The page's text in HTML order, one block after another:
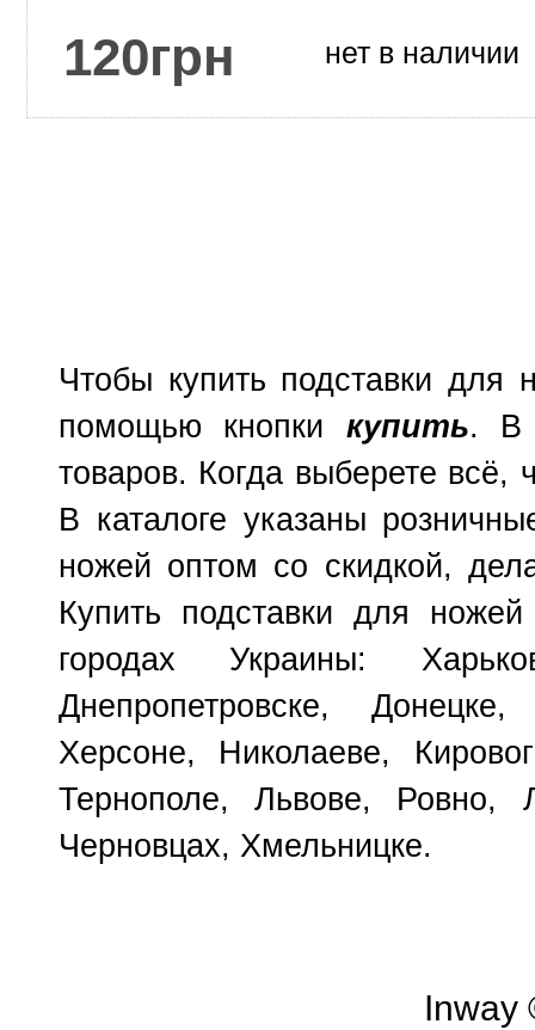
120грн нет в наличии
Чтобы купить подставки для
помощью кнопки купить. В
товаров. Когда выберете всё,
В каталоге указаны
ножей оптом со скидкой,
Купить подставки для
городах Украины:
Днепропетровске,
Херсоне, Николаеве,
Тернополе, Львове, Ровно,
Черновцах, Хмельницке.
Inway